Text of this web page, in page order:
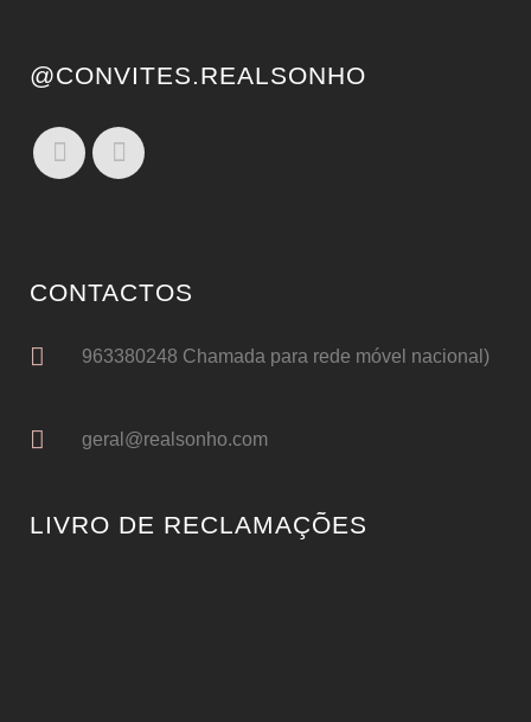
@CONVITES.REALSONHO
CONTACTOS
963380248 Chamada para rede móvel nacional)
geral@realsonho.com
LIVRO DE RECLAMAÇÕES